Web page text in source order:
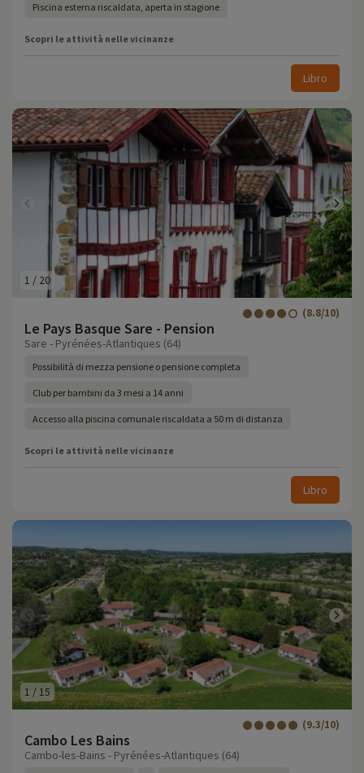
Piscina esterna riscaldata, aperta in stagione
Scopri le attività nelle vicinanze
Libro
1 / 20
Le Pays Basque Sare - Pension
(8.8/10)
Sare - Pyrénées-Atlantiques (64)
Possibilità di mezza pensione o pensione completa
Club per bambini da 3 mesi a 14 anni
Accesso alla piscina comunale riscaldata a 50 m di distanza
Scopri le attività nelle vicinanze
Libro
1 / 15
Cambo Les Bains
(9.3/10)
Cambo-les-Bains - Pyrénées-Atlantiques (64)